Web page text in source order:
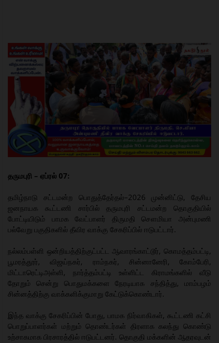
தருமபுரி – ஏப்ரல் 07:
தமிழ்நாடு சட்டமன்ற பொதுத்தேர்தல்–2026 முன்னிட்டு, தேசிய
ஜனநாயக கூட்டணி சார்பில் தருமபுரி சட்டமன்ற தொகுதியில்
போட்டியிடும் பாமக வேட்பாளர் திருமதி சௌமியா அன்புமணி
பல்வேறு பகுதிகளில் தீவிர வாக்கு சேகரிப்பில் ஈடுபட்டார்.
நல்லம்பள்ளி ஒன்றியத்திற்குட்பட்ட ஆவாரங்காட்டூர், கொமத்தம்பட்டி,
பூமரத்தூர், விஜய்நகர், ராம்நகர், சின்னானேரி, கோம்பேரி,
மிட்டாரெட்டிஅள்ளி, நார்த்தம்பட்டி உள்ளிட்ட கிராமங்களில் வீடு
தோறும் சென்று பொதுமக்களை நேரடியாக சந்தித்து, மாம்பழம்
சின்னத்திற்கு வாக்களிக்குமாறு கேட்டுக்கொண்டார்.
இந்த வாக்கு சேகரிப்பின் போது, பாமக நிர்வாகிகள், கூட்டணி கட்சி
பொறுப்பாளர்கள் மற்றும் தொண்டர்கள் திரளாக கலந்து கொண்டு
உற்சாகமாக பிரசாரத்தில் ஈடுபட்டனர். தொகுதி மக்களின் ஆதரவுடன்